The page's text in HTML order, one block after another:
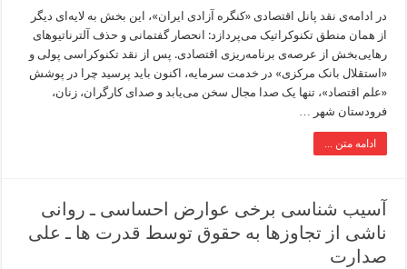
در ادامه‌ی نقد پانل اقتصادی «کنگره آزادی ایران»، این بخش به لایه‌ای دیگر
از همان منطق تکنوکراتیک می‌پردازد: انحصار گفتمانی و حذف آلترناتیوهای
رهایی‌بخش از عرصه‌ی برنامه‌ریزی اقتصادی. پس از نقد تکنوکراسی پولی و
«استقلال بانک مرکزی» در خدمت سرمایه، اکنون باید پرسید چرا در پوشش
«علم اقتصاد»، تنها یک صدا مجال سخن می‌یابد و صدای کارگران، زنان،
فرودستان شهر …
ادامه متن ...
آسیب شناسی برخی عوارض احساسی ـ روانی
ناشی از تجاوزها به حقوق توسط قدرت ها ـ علی
صدارت